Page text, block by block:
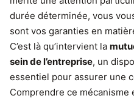
durée déterminée, vous
sont vos garanties en
C’est là qu’intervient la
sein de l’entreprise, un
essentiel pour assurer une
Comprendre ce